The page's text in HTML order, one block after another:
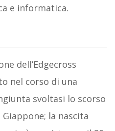
e informatica.
dell’Edgecross
nel corso di una
svoltasi lo scorso
la nascita